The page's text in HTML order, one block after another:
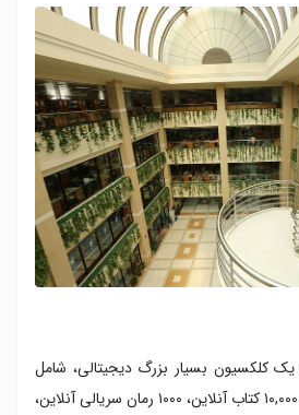
یک کلکسیون بسیار بزرگ دیجیتالی، شامل
۳۰۰,۰۰۰ کتاب الکترونیکی، ۱۰,۰۰۰ کتاب آنلاین، ۱۰۰۰ رمان سریالی آنلاین،